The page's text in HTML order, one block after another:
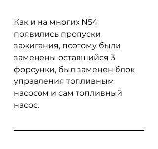
Как и на многих N54
появились пропуски
зажигания, поэтому были
заменены оставшийся 3
форсунки, был заменен блок
управления топливным
насосом и сам топливный
насос.